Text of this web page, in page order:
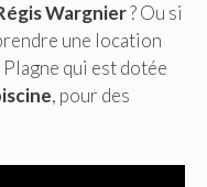
Wargnier? Ou si
une location
qui est dotée
, pour des